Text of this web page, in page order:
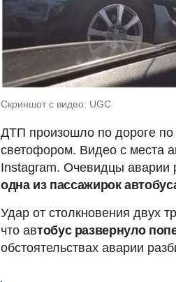
Скриншот с видео: UGC
ДТП произошло по дороге
светофором. Видео с места
Instagram. Очевидцы аварии
одна из пассажирок
Удар от столкновения двух
что автобус развернуло
обстоятельствах аварии